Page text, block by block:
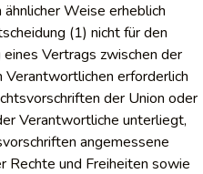
Weise erheblich
(1) nicht für den
Vertrags zwischen der
erforderlich
der Union oder
Verantwortliche unterliegt,
angemessene
Rechte und Freiheiten sowie